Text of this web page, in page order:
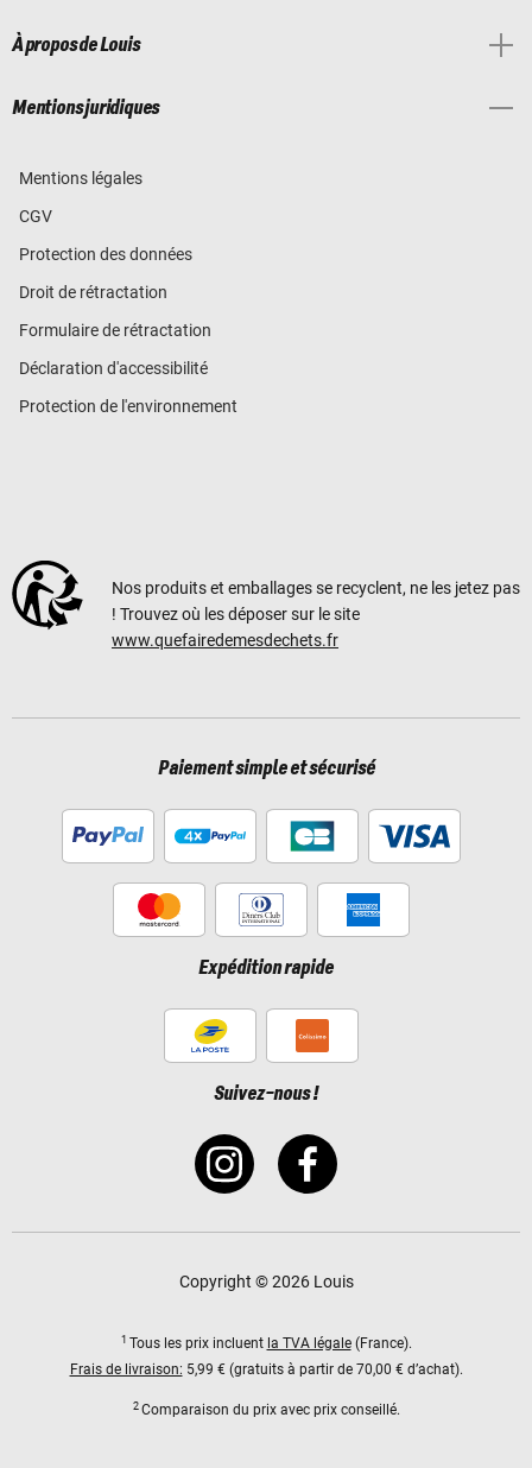
À propos de Louis
Mentions juridiques
Mentions légales
CGV
Protection des données
Droit de rétractation
Formulaire de rétractation
Déclaration d'accessibilité
Protection de l'environnement
Nos produits et emballages se recyclent, ne les jetez pas
! Trouvez où les déposer sur le site
www.quefairedemesdechets.fr
Paiement simple et sécurisé
Expédition rapide
Suivez-nous !
Copyright © 2026 Louis
1 Tous les prix incluent la TVA légale(France).
Frais de livraison: 5,99 € (gratuits à partir de 70,00 € d’achat).
2 Comparaison du prix avec prix conseillé.